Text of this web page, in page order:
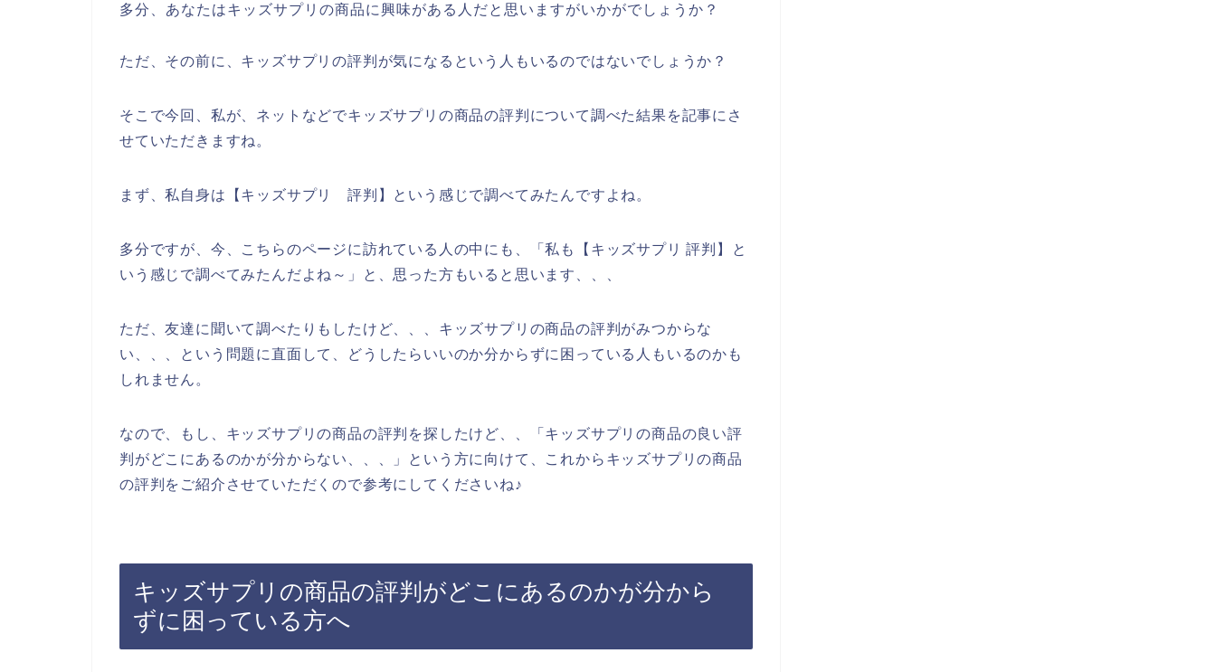
多分、あなたはキッズサプリの商品に興味がある人だと思いますがいかがでしょうか？
ただ、その前に、キッズサプリの評判が気になるという人もいるのではないでしょうか？
そこで今回、私が、ネットなどでキッズサプリの商品の評判について調べた結果を記事にさ
せていただきますね。
まず、私自身は【キッズサプリ 評判】という感じで調べてみたんですよね。
多分ですが、今、こちらのページに訪れている人の中にも、「私も【キッズサプリ 評判】と
いう感じで調べてみたんだよね～」と、思った方もいると思います、、、
ただ、友達に聞いて調べたりもしたけど、、、キッズサプリの商品の評判がみつからな
い、、、という問題に直面して、どうしたらいいのか分からずに困っている人もいるのかも
しれません。
なので、もし、キッズサプリの商品の評判を探したけど、、「キッズサプリの商品の良い評
判がどこにあるのかが分からない、、、」という方に向けて、これからキッズサプリの商品
の評判をご紹介させていただくので参考にしてくださいね♪
キッズサプリの商品の評判がどこにあるのかが分から
ずに困っている方へ